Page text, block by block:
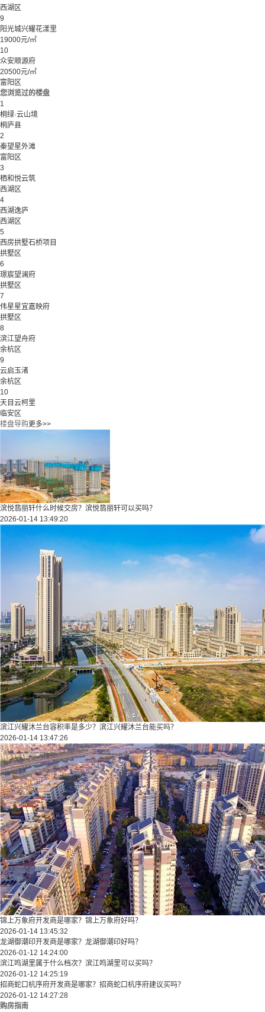
西湖区
9
阳光城兴耀花漾里
19000元/㎡
10
众安顺源府
20500元/㎡
富阳区
您浏览过的楼盘
1
桐绿·云山境
桐庐县
2
秦望星外滩
富阳区
3
栖和悦云筑
西湖区
4
西湖逸庐
西湖区
5
西房拱墅石桥项目
拱墅区
6
璟宸望澜府
拱墅区
7
伟星星宜嘉映府
拱墅区
8
滨江望舟府
余杭区
9
云启玉渚
余杭区
10
天目云柯里
临安区
楼盘导购更多>>
滨悦翡丽轩什么时候交房？滨悦翡丽轩可以买吗？
2026-01-14 13:49:20
滨江兴耀沐兰台容积率是多少？滨江兴耀沐兰台能买吗？
2026-01-14 13:47:26
锦上万象府开发商是哪家？锦上万象府好吗？
2026-01-14 13:45:32
龙湖御潮印开发商是哪家？龙湖御潮印好吗？
2026-01-12 14:24:00
滨江鸣湖里属于什么档次？滨江鸣湖里可以买吗？
2026-01-12 14:25:19
招商蛇口杭序府开发商是哪家？招商蛇口杭序府建议买吗？
2026-01-12 14:27:28
购房指南